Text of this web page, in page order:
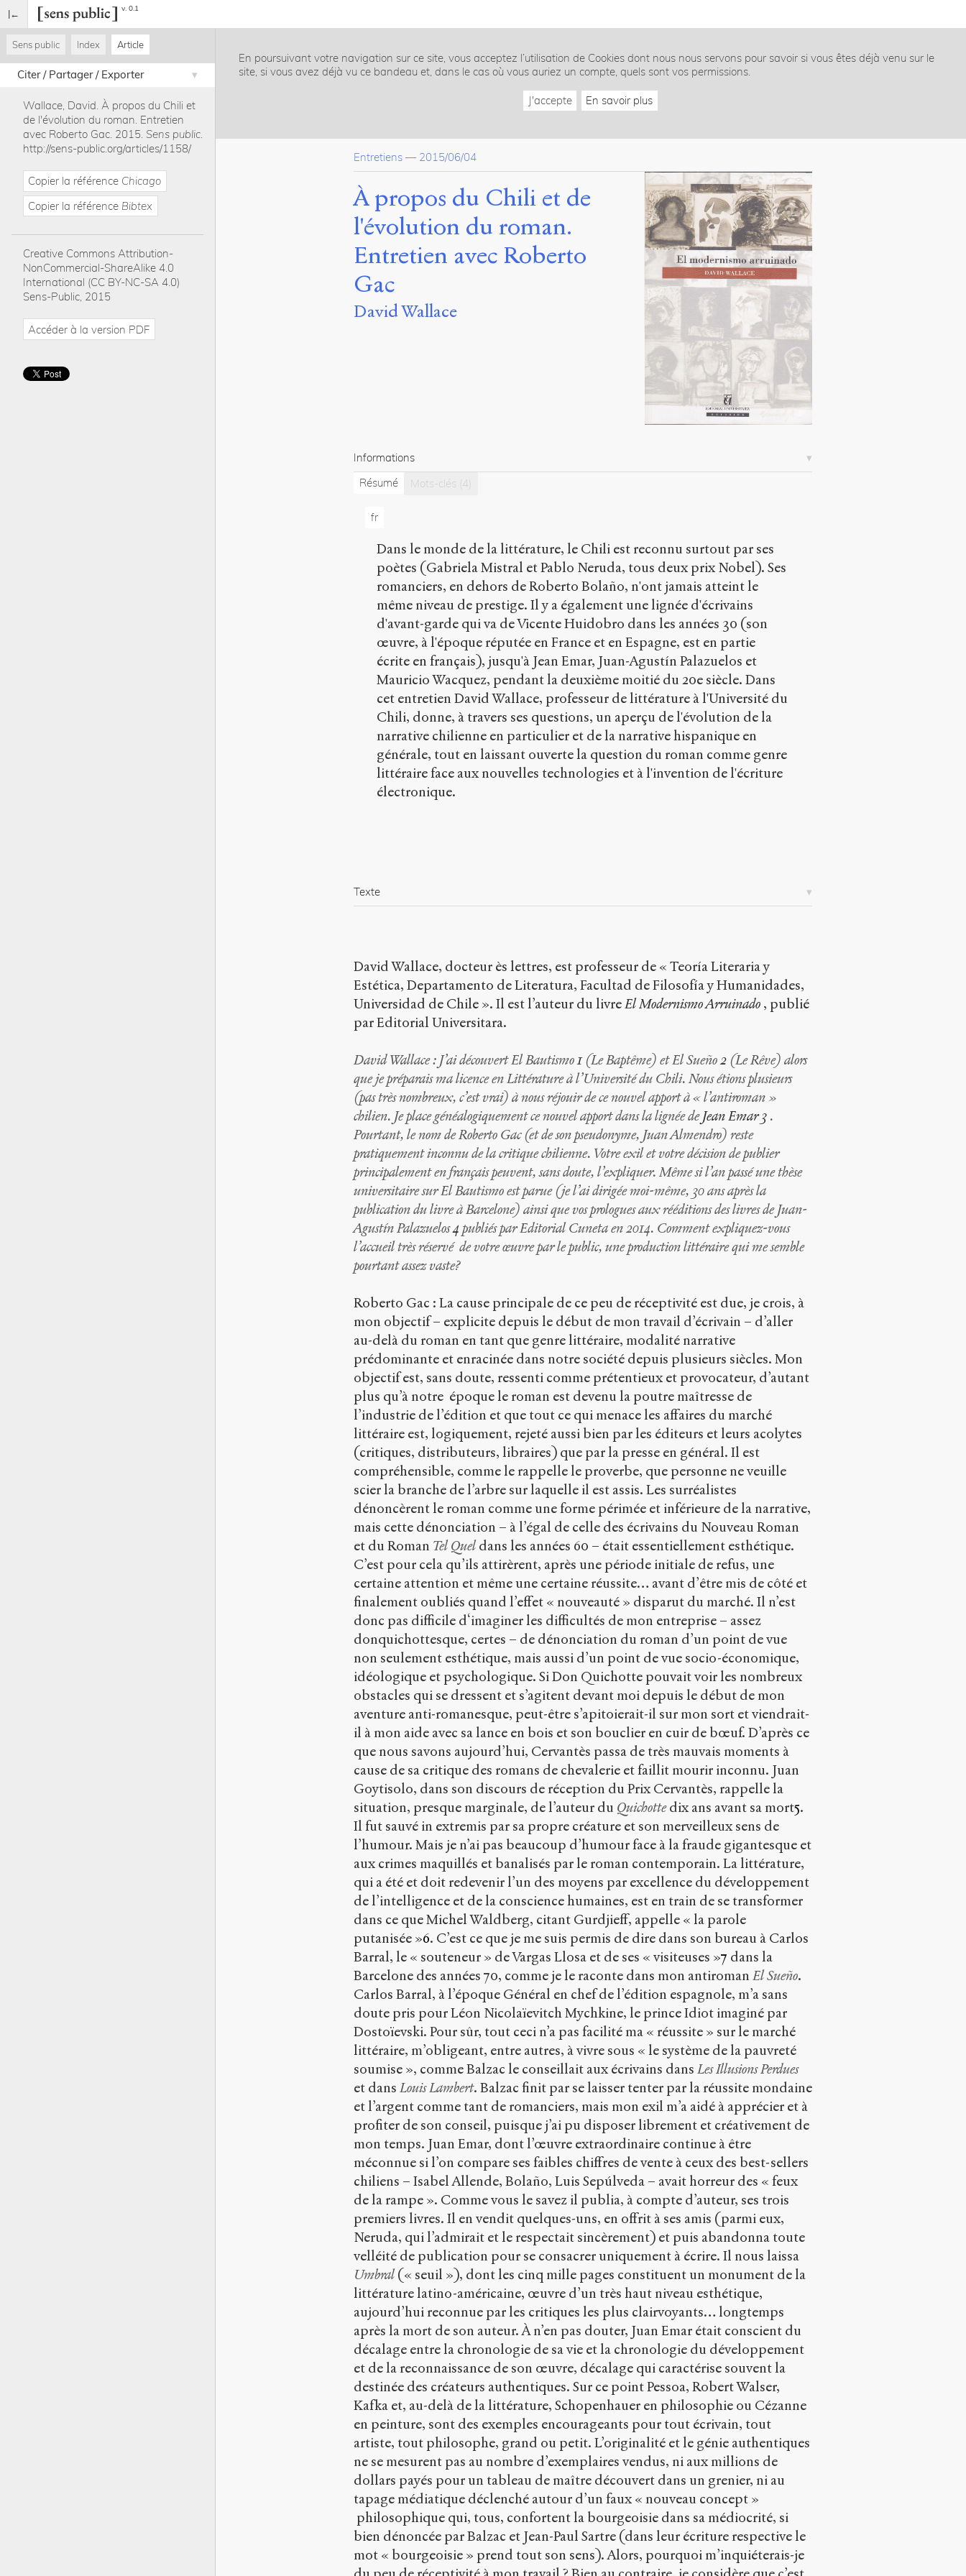
v. 0.1
Sens public Index Article
Citer / Partager / Exporter
Wallace, David À propos du Chili et
de l'évolution du roman. Entretien
avec Roberto Gac 2015 Sens public
http://sens-public.org/articles/1158/
Copier la référence Chicago
Copier la référence Bibtex
Creative Commons Attribution-
NonCommercial-ShareAlike 4.0
International (CC BY-NC-SA 4.0)
Sens-Public, 2015
Accéder à la version PDF
En poursuivant votre navigation sur ce site, vous acceptez l’utilisation de Cookies dont nous nous servons pour savoir si vous êtes déjà venu sur le
site, si vous avez déjà vu ce bandeau et, dans le cas où vous auriez un compte, quels sont vos permissions.
J'accepte En savoir plus
Entretiens — 2015/06/04
À propos du Chili et de
l'évolution du roman.
Entretien avec Roberto
Gac
David Wallace
Informations
Résumé
Mots-clés (4)
fr
Dans le monde de la littérature, le Chili est reconnu surtout par ses
poètes (Gabriela Mistral et Pablo Neruda, tous deux prix Nobel). Ses
romanciers, en dehors de Roberto Bolaño, n'ont jamais atteint le
même niveau de prestige. Il y a également une lignée d'écrivains
d'avant-garde qui va de Vicente Huidobro dans les années 30 (son
œuvre, à l'époque réputée en France et en Espagne, est en partie
écrite en français), jusqu'à Jean Emar, Juan-Agustín Palazuelos et
Mauricio Wacquez, pendant la deuxième moitié du 20e siècle. Dans
cet entretien David Wallace, professeur de littérature à l'Université du
Chili, donne, à travers ses questions, un aperçu de l'évolution de la
narrative chilienne en particulier et de la narrative hispanique en
générale, tout en laissant ouverte la question du roman comme genre
littéraire face aux nouvelles technologies et à l'invention de l'écriture
électronique.
Texte
David Wallace, docteur ès lettres, est professeur de « Teoría Literaria y
Estética, Departamento de Literatura, Facultad de Filosofía y Humanidades,
Universidad de Chile ». Il est l’auteur du livre El Modernismo Arruinado , publié
par Editorial Universitara.
David Wallace : J’ai découvert El Bautismo1 (Le Baptême) et El Sueño2 (Le Rêve) alors
que je préparais ma licence en Littérature à l’Université du Chili. Nous étions plusieurs
(pas très nombreux, c’est vrai) à nous réjouir de ce nouvel apport à « l’antiroman »
chilien. Je place généalogiquement ce nouvel apport dans la lignée de Jean Emar 3 .
Pourtant, le nom de Roberto Gac (et de son pseudonyme, Juan Almendro) reste
pratiquement inconnu de la critique chilienne. Votre exil et votre décision de publier
principalement en français peuvent, sans doute, l’expliquer. Même si l’an passé une thèse
universitaire sur El Bautismo est parue (je l’ai dirigée moi-même, 30 ans après la
publication du livre à Barcelone) ainsi que vos prologues aux rééditions des livres de Juan-
Agustín Palazuelos4 publiés par Editorial Cuneta en 2014. Comment expliquez-vous
l’accueil très réservé de votre œuvre par le public, une production littéraire qui me semble
pourtant assez vaste?
Roberto Gac : La cause principale de ce peu de réceptivité est due, je crois, à
mon objectif – explicite depuis le début de mon travail d’écrivain – d’aller
au-delà du roman en tant que genre littéraire, modalité narrative
prédominante et enracinée dans notre société depuis plusieurs siècles. Mon
objectif est, sans doute, ressenti comme prétentieux et provocateur, d’autant
plus qu’à notre époque le roman est devenu la poutre maîtresse de
l’industrie de l’édition et que tout ce qui menace les affaires du marché
littéraire est, logiquement, rejeté aussi bien par les éditeurs et leurs acolytes
(critiques, distributeurs, libraires) que par la presse en général. Il est
compréhensible, comme le rappelle le proverbe, que personne ne veuille
scier la branche de l’arbre sur laquelle il est assis. Les surréalistes
dénoncèrent le roman comme une forme périmée et inférieure de la narrative,
mais cette dénonciation – à l’égal de celle des écrivains du Nouveau Roman
et du Roman Tel Queldans les années 60 – était essentiellement esthétique.
C’est pour cela qu’ils attirèrent, après une période initiale de refus, une
certaine attention et même une certaine réussite… avant d’être mis de côté et
finalement oubliés quand l’effet « nouveauté » disparut du marché. Il n’est
donc pas difficile d‘imaginer les difficultés de mon entreprise – assez
donquichottesque, certes – de dénonciation du roman d’un point de vue
non seulement esthétique, mais aussi d’un point de vue socio-économique,
idéologique et psychologique. Si Don Quichotte pouvait voir les nombreux
obstacles qui se dressent et s’agitent devant moi depuis le début de mon
aventure anti-romanesque, peut-être s’apitoierait-il sur mon sort et viendrait-
il à mon aide avec sa lance en bois et son bouclier en cuir de bœuf. D’après ce
que nous savons aujourd’hui, Cervantès passa de très mauvais moments à
cause de sa critique des romans de chevalerie et faillit mourir inconnu. Juan
Goytisolo, dans son discours de réception du Prix Cervantès, rappelle la
situation, presque marginale, de l’auteur du Quichottedix ans avant sa mort5.
Il fut sauvé in extremis par sa propre créature et son merveilleux sens de
l’humour. Mais je n’ai pas beaucoup d’humour face à la fraude gigantesque et
aux crimes maquillés et banalisés par le roman contemporain. La littérature,
qui a été et doit redevenir l’un des moyens par excellence du développement
de l’intelligence et de la conscience humaines, est en train de se transformer
dans ce que Michel Waldberg, citant Gurdjieff, appelle « la parole
putanisée »6. C’est ce que je me suis permis de dire dans son bureau à Carlos
Barral, le « souteneur » de Vargas Llosa et de ses « visiteuses »7 dans la
Barcelone des années 70, comme je le raconte dans mon antiroman El Sueño.
Carlos Barral, à l’époque Général en chef de l’édition espagnole, m’a sans
doute pris pour Léon Nicolaïevitch Mychkine, le prince Idiot imaginé par
Dostoïevski. Pour sûr, tout ceci n’a pas facilité ma « réussite » sur le marché
littéraire, m’obligeant, entre autres, à vivre sous « le système de la pauvreté
soumise », comme Balzac le conseillait aux écrivains dans Les Illusions Perdues
et dans Louis Lambert. Balzac finit par se laisser tenter par la réussite mondaine
et l’argent comme tant de romanciers, mais mon exil m’a aidé à apprécier et à
profiter de son conseil, puisque j’ai pu disposer librement et créativement de
mon temps. Juan Emar, dont l’œuvre extraordinaire continue à être
méconnue si l’on compare ses faibles chiffres de vente à ceux des best-sellers
chiliens – Isabel Allende, Bolaño, Luis Sepúlveda – avait horreur des « feux
de la rampe ». Comme vous le savez il publia, à compte d’auteur, ses trois
premiers livres. Il en vendit quelques-uns, en offrit à ses amis (parmi eux,
Neruda, qui l’admirait et le respectait sincèrement) et puis abandonna toute
velléité de publication pour se consacrer uniquement à écrire. Il nous laissa
Umbral(« seuil »), dont les cinq mille pages constituent un monument de la
littérature latino-américaine, œuvre d’un très haut niveau esthétique,
aujourd’hui reconnue par les critiques les plus clairvoyants… longtemps
après la mort de son auteur. À n’en pas douter, Juan Emar était conscient du
décalage entre la chronologie de sa vie et la chronologie du développement
et de la reconnaissance de son œuvre, décalage qui caractérise souvent la
destinée des créateurs authentiques. Sur ce point Pessoa, Robert Walser,
Kafka et, au-delà de la littérature, Schopenhauer en philosophie ou Cézanne
en peinture, sont des exemples encourageants pour tout écrivain, tout
artiste, tout philosophe, grand ou petit. L’originalité et le génie authentiques
ne se mesurent pas au nombre d’exemplaires vendus, ni aux millions de
dollars payés pour un tableau de maître découvert dans un grenier, ni au
tapage médiatique déclenché autour d’un faux « nouveau concept »
philosophique qui, tous, confortent la bourgeoisie dans sa médiocrité, si
bien dénoncée par Balzac et Jean-Paul Sartre (dans leur écriture respective le
mot « bourgeoisie » prend tout son sens). Alors, pourquoi m’inquiéterais-je